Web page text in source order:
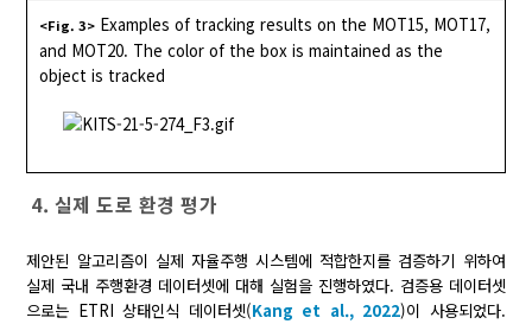
<Fig. 3> Examples of tracking results on the MOT15, MOT17,
and MOT20. The color of the box is maintained as the
object is tracked
4. 실제 도로 환경 평가
제안된 알고리즘이 실제 자율주행 시스템에 적합한지를 검증하기 위하여
실제 국내 주행환경 데이터셋에 대해 실험을 진행하였다. 검증용 데이터셋
으로는 ETRI 상태인식 데이터셋(Kang et al., 2022)이 사용되었다.